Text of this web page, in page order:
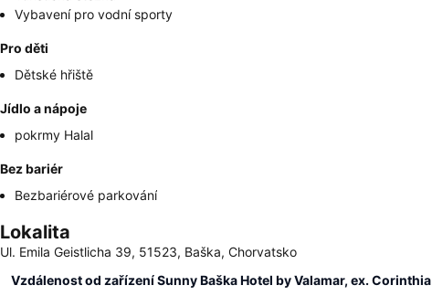
Vybavení pro vodní sporty
Pro děti
Dětské hřiště
Jídlo a nápoje
pokrmy Halal
Bez bariér
Bezbariérové parkování
Lokalita
Ul. Emila Geistlicha 39, 51523, Baška, Chorvatsko
Vzdálenost od zařízení Sunny Baška Hotel by Valamar, ex. Corinthia